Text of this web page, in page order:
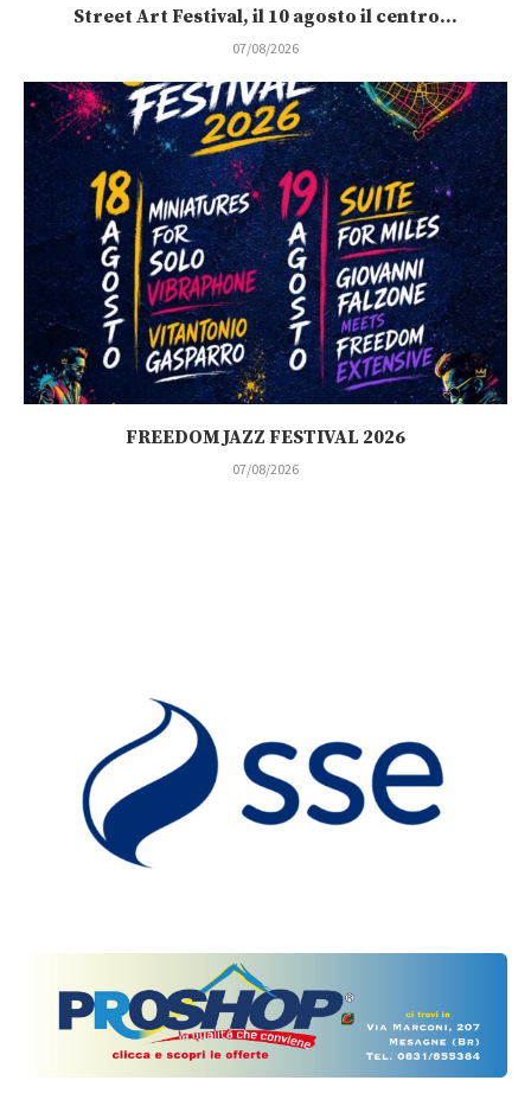
Street Art Festival, il 10 agosto il centro...
07/08/2026
FREEDOM JAZZ FESTIVAL 2026
07/08/2026